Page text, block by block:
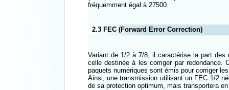
fréquemment égal à 27500.
2.3 FEC (Forward Error Correction)
Variant de 1/2 à 7/8, il caractérise la part des
celle destinée à les corriger par redondance.
paquets numériques sont émis pour corriger
Ainsi, une transmission utilisant un FEC 1/2
de sa protection optimum, mais transportera